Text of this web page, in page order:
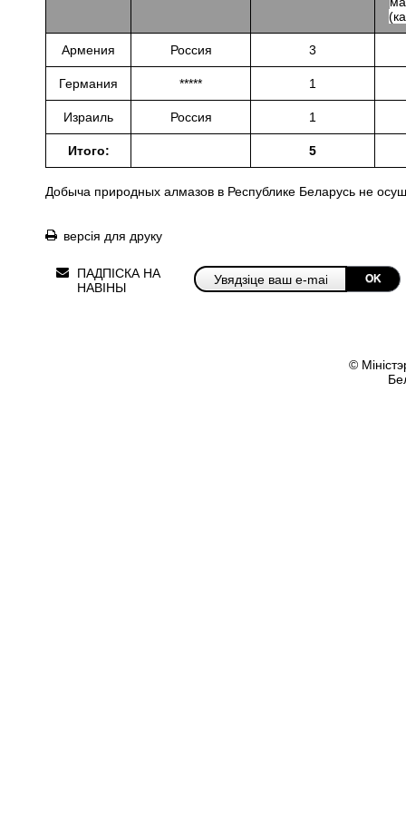
Армения Россия 3
Германия ***** 1
Израиль Россия 1
Итого: 5
Добыча природных алмазов в Республике Беларусь не
версія для друку
ПАДПІСКА НА
НАВІНЫ
OK
©